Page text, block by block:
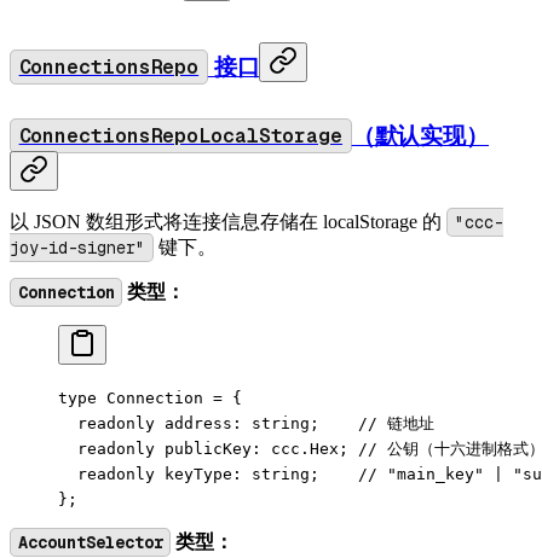
ConnectionsRepo 接口
ConnectionsRepoLocalStorage （默认实现）
以 JSON 数组形式将连接信息存储在 localStorage 的
"ccc-
joy-id-signer"
键下。
Connection 类型：
type Connection = {
  readonly
address : string ;
// 链地址
  readonly
publicKey : ccc . Hex ;
// 公钥（十六进制格式
  readonly
keyType : string ;
// "main_key" |
};
AccountSelector 类型：